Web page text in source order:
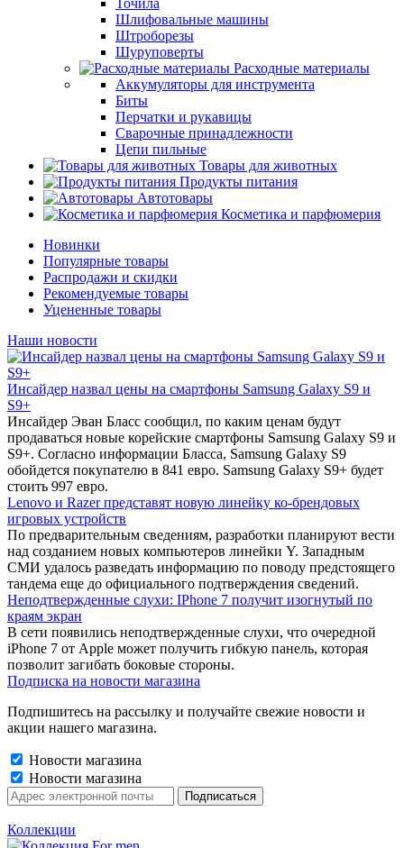
Точила
Шлифовальные машины
Штроборезы
Шуруповерты
Расходные материалы
Аккумуляторы для инструмента
Биты
Перчатки и рукавицы
Сварочные принадлежности
Цепи пильные
Товары для животных
Продукты питания
Автотовары
Косметика и парфюмерия
Новинки
Популярные товары
Распродажи и скидки
Рекомендуемые товары
Уцененные товары
Наши новости
Инсайдер назвал цены на смартфоны Samsung Galaxy S9 и
S9+
Инсайдер Эван Бласс сообщил, по каким ценам будут
продаваться новые корейские смартфоны Samsung Galaxy S9 и
S9+. Согласно информации Бласса, Samsung Galaxy S9
обойдется покупателю в 841 евро. Samsung Galaxy S9+ будет
стоить 997 евро.
Lenovo и Razer представят новую линейку ко-брендовых
игровых устройств
По предварительным сведениям, разработки планируют вести
над созданием новых компьютеров линейки Y. Западным
СМИ удалось разведать информацию по поводу предстоящего
тандема еще до официального подтверждения сведений.
Неподтвержденные слухи: IPhone 7 получит изогнутый по
краям экран
В сети появились неподтвержденные слухи, что очередной
iPhone 7 от Apple может получить гибкую панель, которая
позволит загибать боковые стороны.
Подписка на новости магазина
Подпишитесь на рассылку и получайте свежие новости и
акции нашего магазина.
Новости магазина
Новости магазина
Коллекции